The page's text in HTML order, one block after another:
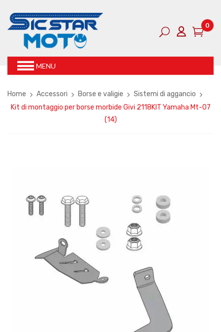
0
MENU
Home Accessori Borse e valigie
Sistemi di aggancio
Kit di montaggio per borse morbide Givi 2118KIT Yamaha Mt-07
(14)